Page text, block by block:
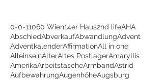
0-0-11060 Wien14er Haus2nd lifeAHA
AbschiedAbverkaufAbwandlungAdvent
AdventkalenderAffirmationAll in one
AlleinseinAlterAltes PostlagerAmaryllis
AmerikaArbeitstascheArmbandAstrid
AufbewahrungAugenhöheAugsburg